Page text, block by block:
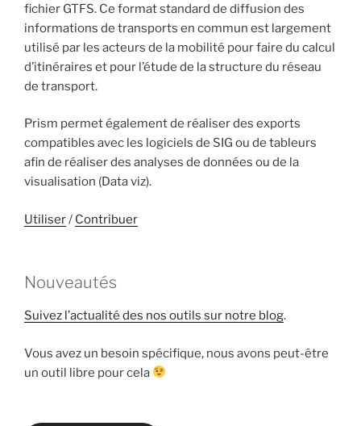
fichier GTFS. Ce format standard de diffusion des
informations de transports en commun est largement
utilisé par les acteurs de la mobilité pour faire du calcul
d’itinéraires et pour l’étude de la structure du réseau
de transport.
Prism permet également de réaliser des exports
compatibles avec les logiciels de SIG ou de tableurs
afin de réaliser des analyses de données ou de la
visualisation (Data viz).
Utiliser/ Contribuer
Nouveautés
Suivez l’actualité des nos outils sur notre blog.
Vous avez un besoin spécifique, nous avons peut-être
un outil libre pour cela